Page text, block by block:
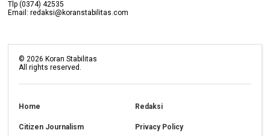
Tlp (0374) 42535
Email: redaksi@koranstabilitas.com
©2026 Koran Stabilitas
All rights reserved.
Home Redaksi
Citizen Journalism Privacy Policy